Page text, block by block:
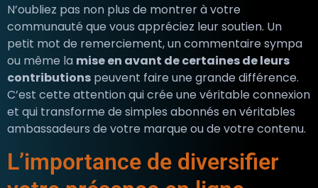
N’oubliez pas non plus de montrer à votre
communauté que vous appréciez leur soutien. Un
petit mot de remerciement, un commentaire sympa
ou même la mise en avant de certaines de leurs
contributions peuvent faire une grande différence.
C’est cette attention qui crée une véritable connexion
et qui transforme de simples abonnés en véritables
ambassadeurs de votre marque ou de votre contenu.
L’importance de diversifier